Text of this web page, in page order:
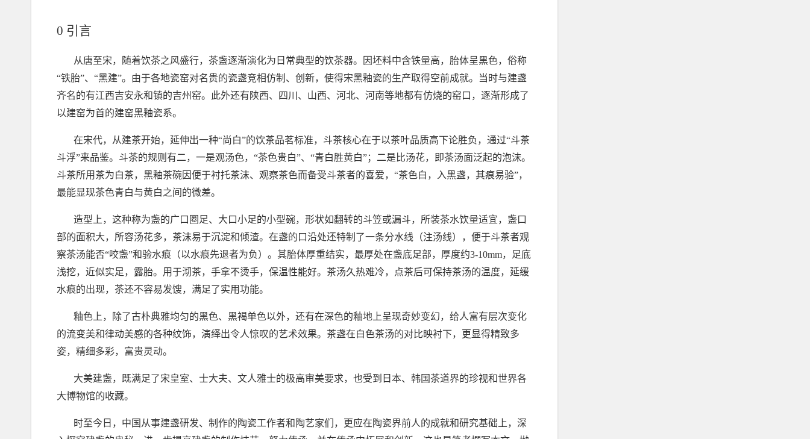
0 引言
从唐至宋，随着饮茶之风盛行，茶盏逐渐演化为日常典型的饮茶器。因坯料中含铁量高，胎体呈黑色，俗称
“铁胎”、 “黑建”。由于各地瓷窑对名贵的瓷盏竞相仿制、创新，使得宋黑釉瓷的生产取得空前成就。当时与建盏
齐名的有江西吉安永和镇的吉州窑。此外还有陕西、四川、山西、河北、河南等地都有仿烧的窑口，逐渐形成了
以建窑为首的建窑黑釉瓷系。
在宋代，从建茶开始，延伸出一种“尚白”的饮茶品茗标准，斗茶核心在于以茶叶品质高下论胜负，通过“斗茶
斗浮”来品鉴。斗茶的规则有二，一是观汤色， “茶色贵白”、 “青白胜黄白”；二是比汤花，即茶汤面泛起的泡沫。
斗茶所用茶为白茶，黑釉茶碗因便于衬托茶沫、观察茶色而备受斗茶者的喜爱， “茶色白，入黑盏，其痕易验”，
最能显现茶色青白与黄白之间的微差。
造型上，这种称为盏的广口圈足、大口小足的小型碗，形状如翻转的斗笠或漏斗，所装茶水饮量适宜，盏口
部的面积大，所容汤花多，茶沫易于沉淀和倾渣。在盏的口沿处还特制了一条分水线（注汤线），便于斗茶者观
察茶汤能否“咬盏”和验水痕（以水痕先退者为负）。其胎体厚重结实，最厚处在盏底足部，厚度约3-10mm，足底
浅挖，近似实足，露胎。用于沏茶，手拿不烫手，保温性能好。茶汤久热难冷，点茶后可保持茶汤的温度，延缓
水痕的出现，茶还不容易发馊，满足了实用功能。
釉色上，除了古朴典雅均匀的黑色、黑褐单色以外，还有在深色的釉地上呈现奇妙变幻，给人富有层次变化
的流变美和律动美感的各种纹饰，演绎出令人惊叹的艺术效果。茶盏在白色茶汤的对比映衬下，更显得精致多
姿，精细多彩，富贵灵动。
大美建盏，既满足了宋皇室、士大夫、文人雅士的极高审美要求，也受到日本、韩国茶道界的珍视和世界各
大博物馆的收藏。
时至今日，中国从事建盏研发、制作的陶瓷工作者和陶艺家们，更应在陶瓷界前人的成就和研究基础上，深